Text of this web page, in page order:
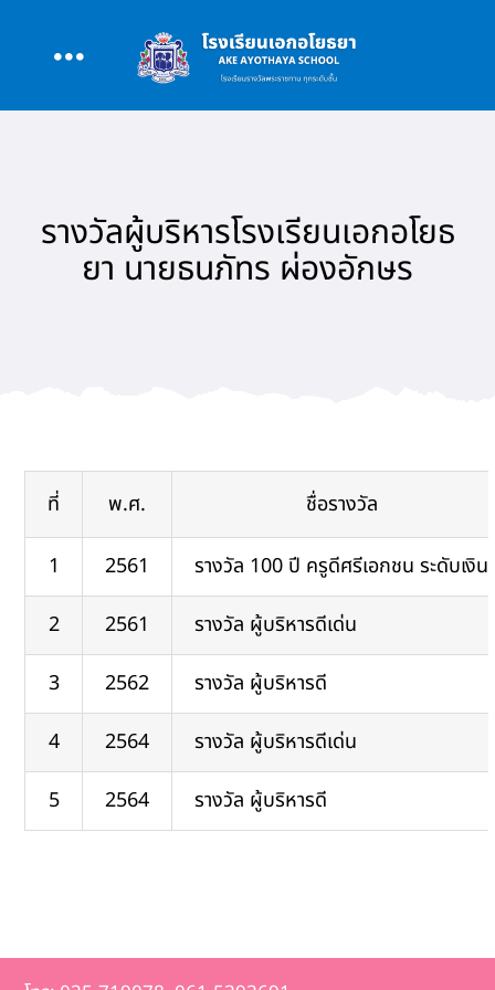
Toggle
หลักสูตร
ข่าว/กิจกรรม
รางวัลเกียรติยศ
ติดต่อเรา
รางวัลผู้บริหารโรงเรียนเอกอโยธ
ยา นายธนภัทร ผ่องอักษร
ที่ พ.ศ. ชื่อรางวัล
1 2561
รางวัล 100 ปี ครูดีศรีเอกชน ระดับเงิน
2
2561
รางวัล ผู้บริหารดีเด่น
3
2562
รางวัล ผู้บริหารดี
4
2564
รางวัล ผู้บริหารดีเด่น
5
2564 รางวัล ผู้บริหารดี